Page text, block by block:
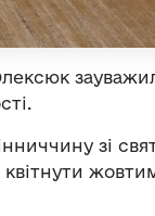
зі
квітнути